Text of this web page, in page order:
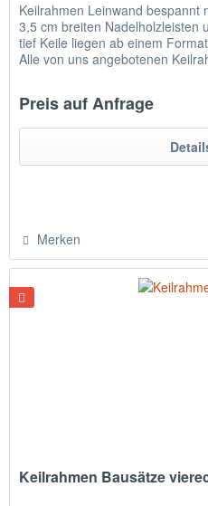
Keilrahmen Leinwand bespannt
3,5 cm breiten Nadelholzleisten
tief Keile liegen ab einem
Alle von uns angebotenen
Preis auf Anfrage
Merken
Keilrahmen Bausätze